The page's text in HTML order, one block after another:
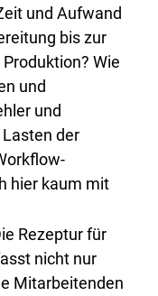
und Aufwand
bis zur
Wie
und
und
der
hier kaum mit
Rezeptur für
nicht nur
Mitarbeitenden